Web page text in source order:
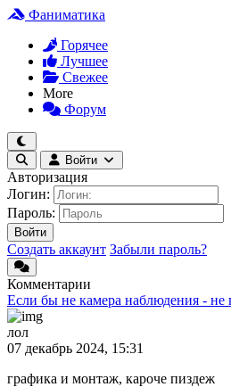
Фаниматика
Горячее
Лучшее
Свежее
More
Форум
Войти
Авторизация
Логин:
Пароль:
Войти
Создать аккаунт Забыли пароль?
Комментарии
Если бы не камера наблюдения -
лол
07 декабрь 2024, 15:31
графика и монтаж, кароче пиздеж